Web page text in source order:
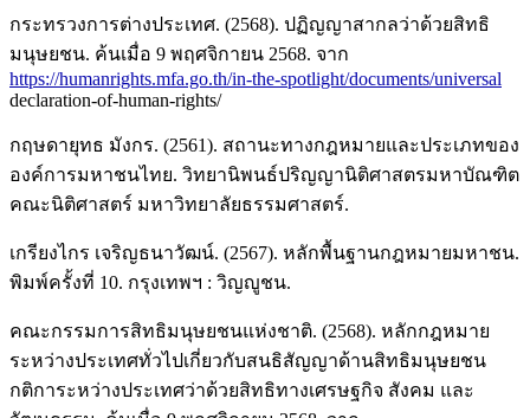
กระทรวงการต่างประเทศ. (2568). ปฏิญญาสากลว่าด้วยสิทธิ
มนุษยชน. ค้นเมื่อ 9 พฤศจิกายน 2568. จาก
https://humanrights.mfa.go.th/in-the-spotlight/documents/universal
declaration-of-human-rights/
กฤษดายุทธ มังกร. (2561). สถานะทางกฎหมายและประเภทของ
องค์การมหาชนไทย. วิทยานิพนธ์ปริญญานิติศาสตรมหาบัณฑิต
คณะนิติศาสตร์ มหาวิทยาลัยธรรมศาสตร์.
เกรียงไกร เจริญธนาวัฒน์. (2567). หลักพื้นฐานกฎหมายมหาชน.
พิมพ์ครั้งที่ 10. กรุงเทพฯ : วิญญูชน.
คณะกรรมการสิทธิมนุษยชนแห่งชาติ. (2568). หลักกฎหมาย
ระหว่างประเทศทั่วไปเกี่ยวกับสนธิสัญญาด้านสิทธิมนุษยชน
กติการะหว่างประเทศว่าด้วยสิทธิทางเศรษฐกิจ สังคม และ